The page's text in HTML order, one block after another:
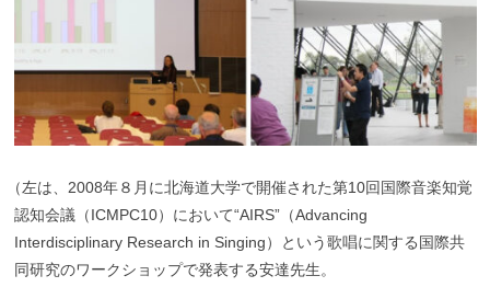
（左は、2008年８月に北海道大学で開催された第10回国際音楽知覚
認知会議（ICMPC10）において“AIRS”（Advancing
Interdisciplinary Research in Singing）という歌唱に関する国際共
同研究のワークショップで発表する安達先生。